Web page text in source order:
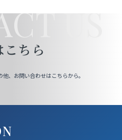
US
ちら
、お問い合わせはこちらから。